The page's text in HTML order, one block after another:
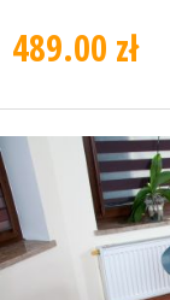
489.00 zł